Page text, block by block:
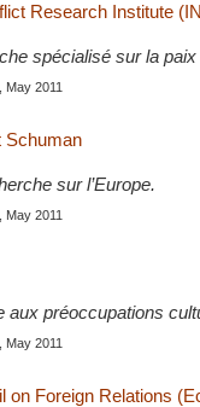
Research Institute
spécialisé sur la paix
May 2011
Schuman
sur l’Europe.
May 2011
aux préoccupations
May 2011
on Foreign Relations